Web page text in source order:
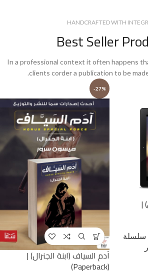
HANDCRAFTED WITH
Best Seller
In a professional context it often happens
clients corder a publication to be
|
سلسلة
-27%
آدم السياف (ابنة الجنرال) |
(Paperback)